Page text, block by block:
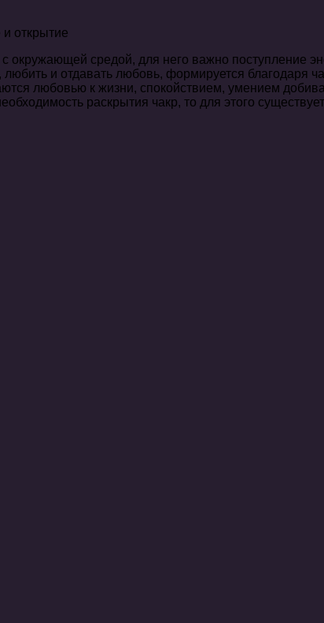
окружающей средой, для него важно поступление
любить и отдавать любовь, формируется благодаря
любовью к жизни, спокойствием, умением
раскрытия чакр, то для этого